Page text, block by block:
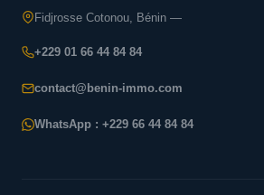
Fidjrosse Cotonou, Bénin —
+229 01 66 44 84 84
contact@benin-immo.com
WhatsApp : +229 66 44 84 84